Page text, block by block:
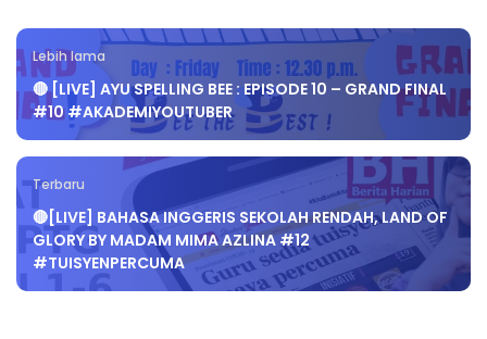
Lebih lama
🔴 [LIVE] AYU SPELLING BEE : EPISODE 10 – GRAND FINAL
#10 #AKADEMIYOUTUBER
Terbaru
🔴[LIVE] BAHASA INGGERIS SEKOLAH RENDAH, LAND OF
GLORY BY MADAM MIMA AZLINA #12
#TUISYENPERCUMA